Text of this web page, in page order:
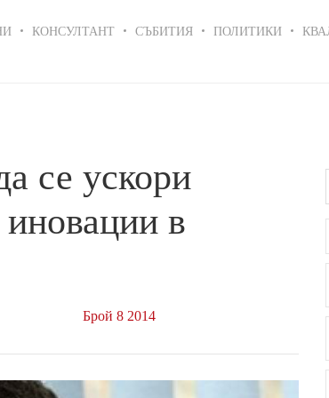
КОНСУЛТАНТ СЪБИТИЯ ПОЛИТИКИ
се ускори
в
Брой 8 2014